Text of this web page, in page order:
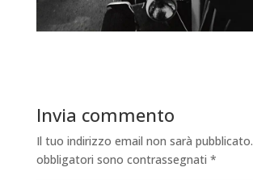
Invia commento
Il tuo indirizzo email non sarà pubblicato.
obbligatori sono contrassegnati *